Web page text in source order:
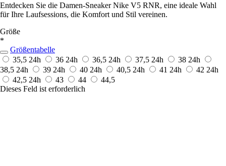
Entdecken Sie die Damen-Sneaker Nike V5 RNR, eine ideale Wahl
für Ihre Laufsessions, die Komfort und Stil vereinen.
Größe
*
Größentabelle
35,5 24h 36 24h 36,5 24h 37,5 24h 38 24h
38,5 24h 39 24h 40 24h 40,5 24h 41 24h 42 24h
42,5 24h 43 44
44,5
Dieses Feld ist erforderlich